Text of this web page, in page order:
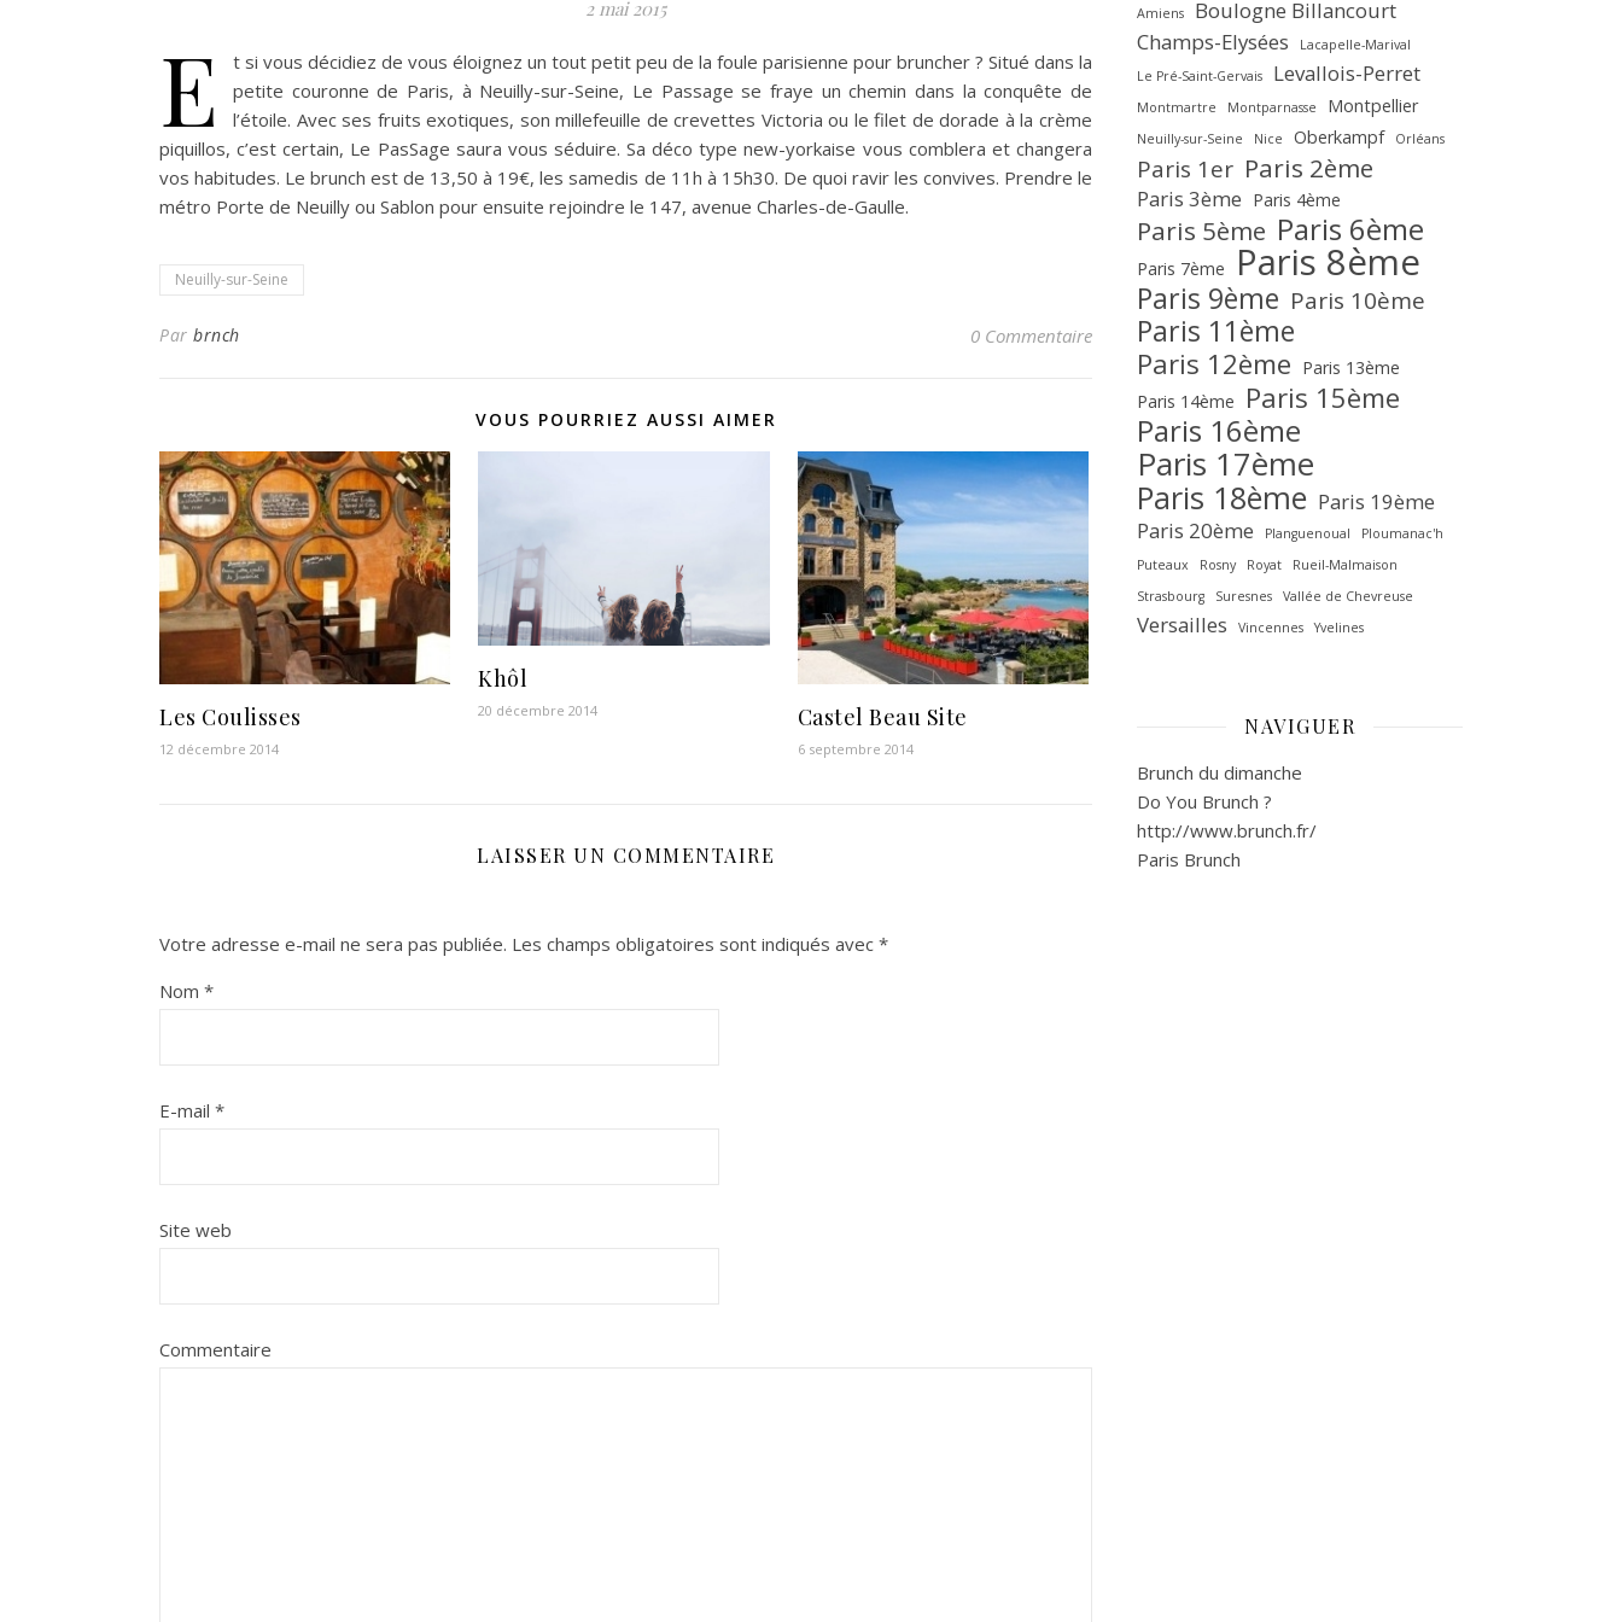
2 mai 2015
E
t si vous décidiez de vous éloignez un tout petit peu de la foule parisienne pour bruncher ? Situé dans la
petite couronne de Paris, à Neuilly-sur-Seine, Le Passage se fraye un chemin dans la conquête de
l’étoile. Avec ses fruits exotiques, son millefeuille de crevettes Victoria ou le filet de dorade à la crème
piquillos, c’est certain, Le PasSage saura vous séduire. Sa déco type new-yorkaise vous comblera et changera
vos habitudes. Le brunch est de 13,50 à 19€, les samedis de 11h à 15h30. De quoi ravir les convives. Prendre le
métro Porte de Neuilly ou Sablon pour ensuite rejoindre le 147, avenue Charles-de-Gaulle.
Neuilly-sur-Seine
Par brnch 0 Commentaire
VOUS POURRIEZ AUSSI AIMER
Les Coulisses
12 décembre 2014
Khôl
20 décembre 2014 Castel Beau Site
6 septembre 2014
LAISSER UN COMMENTAIRE
Votre adresse e-mail ne sera pas publiée. Les champs obligatoires sont indiqués avec *
Nom *
E-mail *
Site web
Commentaire
Amiens
Boulogne Billancourt
Champs-Elysées
Lacapelle-Marival
Le Pré-Saint-Gervais
Levallois-Perret
Montmartre Montparnasse Montpellier
Neuilly-sur-Seine Nice Oberkampf Orléans
Paris 1er Paris 2ème
Paris 3ème Paris 4ème
Paris 5ème Paris 6ème
Paris 7ème Paris 8ème
Paris 9ème Paris 10ème
Paris 11ème
Paris 12ème Paris 13ème
Paris 14ème
Paris 15ème
Paris 16ème
Paris 17ème
Paris 18ème Paris 19ème
Paris 20ème
Planguenoual
Ploumanac'h
Puteaux
Rosny Royat
Rueil-Malmaison
Strasbourg
Suresnes Vallée de Chevreuse‎
Versailles Vincennes Yvelines
NAVIGUER
Brunch du dimanche
Do You Brunch ?
http://www.brunch.fr/
Paris Brunch